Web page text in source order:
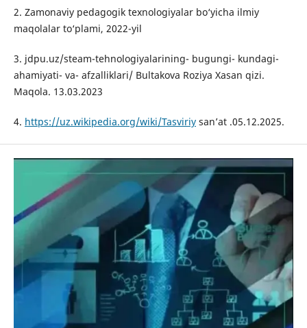
2. Zamonaviy pedagogik texnologiyalar bo‘yicha ilmiy
maqolalar to‘plami, 2022-yil
3. jdpu.uz/steam-tehnologiyalarining- bugungi- kundagi-
ahamiyati- va- afzalliklari/ Bultakova Roziya Xasan qizi.
Maqola. 13.03.2023
4. https://uz.wikipedia.org/wiki/Tasviriysan’at .05.12.2025.